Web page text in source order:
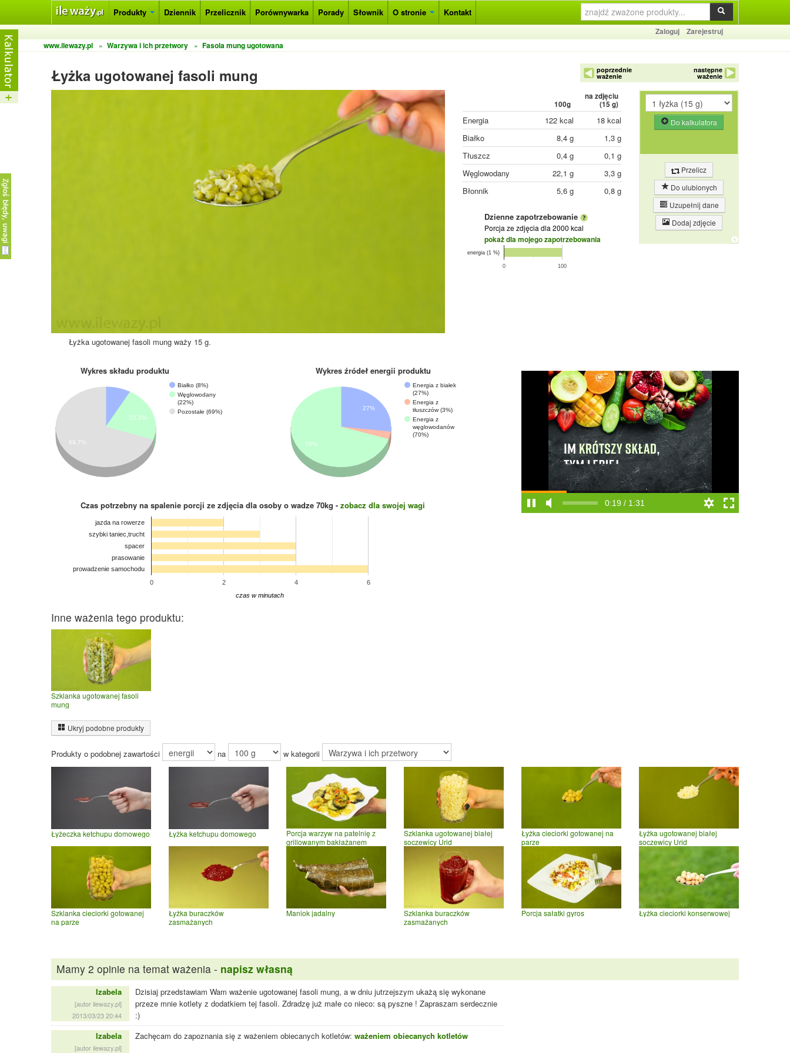
Produkty Dziennik Przelicznik Porównywarka Porady Słownik O stronie Kontakt
Zaloguj
Zarejestruj
www.ilewazy.pl
» Warzywa i ich przetwory » Fasola mung ugotowana
Łyżka ugotowanej fasoli mung poprzednie
ważenie
następne
ważenie
Łyżka ugotowanej fasoli mung waży 15 g.
100g
na zdjęciu
(15 g)
Energia 122 kcal
18 kcal
Białko
8,4 g
1,3 g
Tłuszcz
0,4 g
0,1 g
Węglowodany
22,1 g
3,3 g
Błonnik
5,6 g 0,8 g
Dzienne zapotrzebowanie
Porcja ze zdjęcia dla 2000 kcal
pokaż dla mojego zapotrzebowania
0 100
energia (1 %)
Do kalkulatora
Przelicz
Do ulubionych
Uzupełnij dane
Dodaj zdjęcie
Wykres składu produktu
Białko (8%)
Węglowodany
(22%)
Pozostałe (69%)
22.2%
69.7%
Wykres źródeł energii produktu
Energia z białek
(27%)
Energia z
tłuszczów (3%)
Energia z
węglowodanów
(70%)
27%
70%
Czas potrzebny na spalenie porcji ze zdjęcia dla osoby o wadze 70kg - zobacz dla swojej wagi
0 2 4 6
jazda na rowerze
szybki taniec,trucht
spacer
prasowanie
prowadzenie samochodu
czas w minutach
0:19 / 1:31
Inne ważenia tego produktu:
Szklanka ugotowanej fasoli
mung
Ukryj podobne produkty
Produkty o podobnej zawartości na w kategorii
Łyżeczka ketchupu domowego Łyżka ketchupu domowego
Porcja warzyw na patelnię z
grillowanym bakłażanem
Szklanka ugotowanej białej
soczewicy Urid
Łyżka cieciorki gotowanej na
parze
Łyżka ugotowanej białej
soczewicy Urid
Szklanka cieciorki gotowanej
na parze
Łyżka buraczków
zasmażanych
Maniok jadalny
Szklanka buraczków
zasmażanych
Porcja sałatki gyros Łyżka cieciorki konserwowej
Mamy 2 opinie na temat ważenia - napisz własną
Izabela
[autor ilewazy.pl]
2013/03/23 20:44
Dzisiaj przedstawiam Wam ważenie ugotowanej fasoli mung, a w dniu jutrzejszym ukażą się wykonane
przeze mnie kotlety z dodatkiem tej fasoli. Zdradzę już małe co nieco: są pyszne ! Zapraszam serdecznie
:)
Izabela
[autor ilewazy.pl]
Zachęcam do zapoznania się z ważeniem obiecanych kotletów: ważeniem obiecanych kotletów